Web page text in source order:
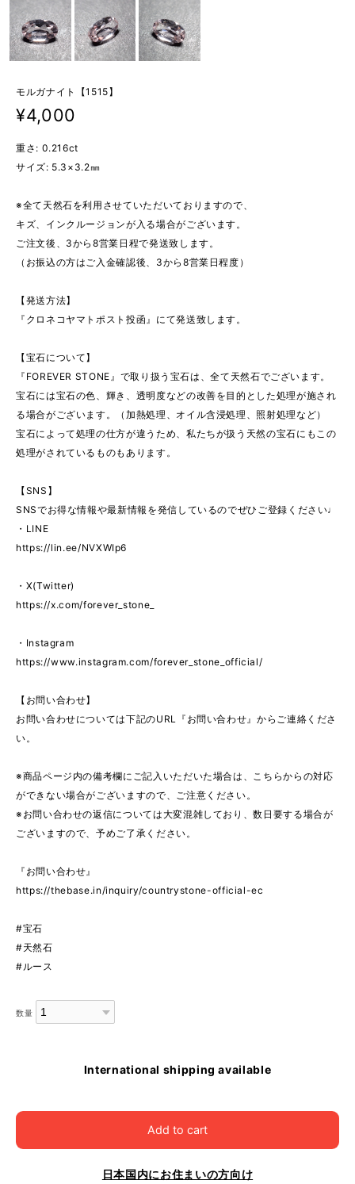
モルガナイト【1515】
¥4,000
重さ: 0.216ct
サイズ: 5.3×3.2㎜
※全て天然石を利用させていただいておりますので、
キズ、インクルージョンが入る場合がございます。
ご注文後、3から8営業日程で発送致します。
（お振込の方はご入金確認後、3から8営業日程度）
【発送方法】
『クロネコヤマトポスト投函』にて発送致します。
【宝石について】
『FOREVER STONE』で取り扱う宝石は、全て天然石でございます。
宝石には宝石の色、輝き、透明度などの改善を目的とした処理が施され
る場合がございます。（加熱処理、オイル含浸処理、照射処理など）
宝石によって処理の仕方が違うため、私たちが扱う天然の宝石にもこの
処理がされているものもあります。
【SNS】
SNSでお得な情報や最新情報を発信しているのでぜひご登録ください♩
・LINE
https://lin.ee/NVXWIp6
・X(Twitter)
https://x.com/forever_stone_
・Instagram
https://www.instagram.com/forever_stone_official/
【お問い合わせ】
お問い合わせについては下記のURL『お問い合わせ』からご連絡くださ
い。
※商品ページ内の備考欄にご記入いただいた場合は、こちらからの対応
ができない場合がございますので、ご注意ください。
※お問い合わせの返信については大変混雑しており、数日要する場合が
ございますので、予めご了承ください。
『お問い合わせ』
https://thebase.in/inquiry/countrystone-official-ec
#宝石
#天然石
#ルース
数量
International shipping available
Add to cart
日本国内にお住まいの方向け